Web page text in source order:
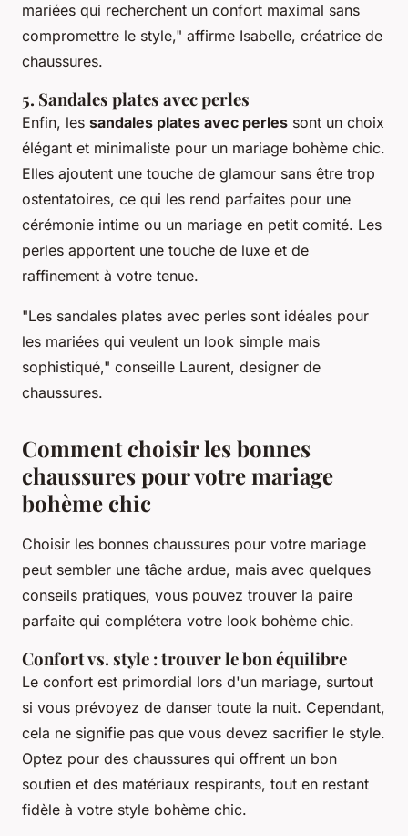
mariées qui recherchent un confort maximal sans
compromettre le style," affirme Isabelle, créatrice de
chaussures.
5. Sandales plates avec perles
Enfin, les sandales plates avec perles sont un choix
élégant et minimaliste pour un mariage bohème chic.
Elles ajoutent une touche de glamour sans être trop
ostentatoires, ce qui les rend parfaites pour une
cérémonie intime ou un mariage en petit comité. Les
perles apportent une touche de luxe et de
raffinement à votre tenue.
"Les sandales plates avec perles sont idéales pour
les mariées qui veulent un look simple mais
sophistiqué," conseille Laurent, designer de
chaussures.
Comment choisir les bonnes
chaussures pour votre mariage
bohème chic
Choisir les bonnes chaussures pour votre mariage
peut sembler une tâche ardue, mais avec quelques
conseils pratiques, vous pouvez trouver la paire
parfaite qui complétera votre look bohème chic.
Confort vs. style : trouver le bon équilibre
Le confort est primordial lors d'un mariage, surtout
si vous prévoyez de danser toute la nuit. Cependant,
cela ne signifie pas que vous devez sacrifier le style.
Optez pour des chaussures qui offrent un bon
soutien et des matériaux respirants, tout en restant
fidèle à votre style bohème chic.